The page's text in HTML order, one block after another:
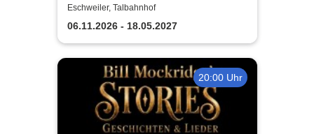
mich!
Eschweiler, Talbahnhof
06.11.2026 - 18.05.2027
20:00 Uhr